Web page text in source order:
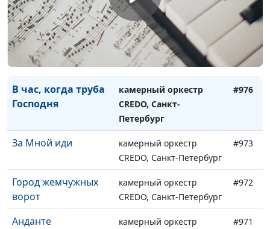
Христос воскрес
камерный оркестр
CREDO, Санкт-Петербург
#978
Святая ночь
камерный оркестр
CREDO, Санкт-Петербург
#977
В час, когда труба
Господня
камерный оркестр
CREDO, Санкт-
Петербург
#976
За Мной иди
камерный оркестр
CREDO, Санкт-Петербург
#973
Город жемчужных
ворот
камерный оркестр
CREDO, Санкт-Петербург
#972
Анданте
камерный оркестр
#971